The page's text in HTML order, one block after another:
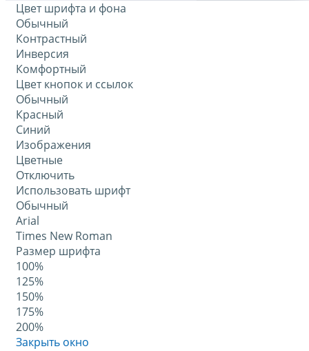
Цвет шрифта и фона
Обычный
Контрастный
Инверсия
Комфортный
Цвет кнопок и ссылок
Обычный
Красный
Синий
Изображения
Цветные
Отключить
Использовать шрифт
Обычный
Arial
Times New Roman
Размер шрифта
100%
125%
150%
175%
200%
Закрыть окно